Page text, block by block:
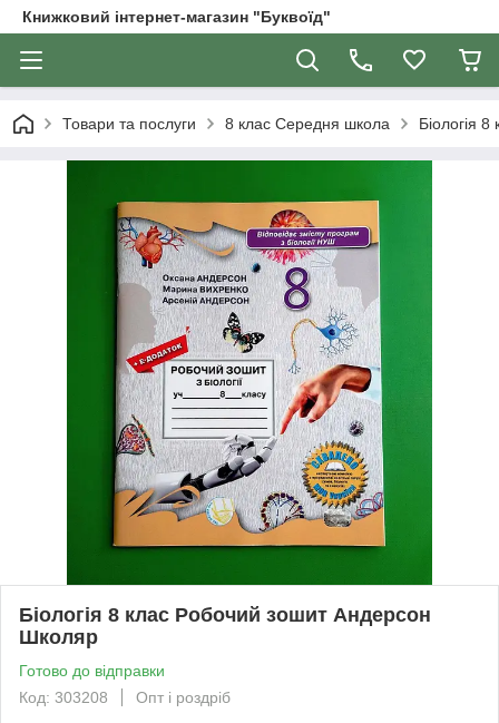
Книжковий інтернет-магазин "Буквоїд"
Товари та послуги 8 клас Середня школа Біологія 8
Біологія 8 клас Робочий зошит Андерсон
Школяр
Готово до відправки
Код: 303208
Опт і роздріб